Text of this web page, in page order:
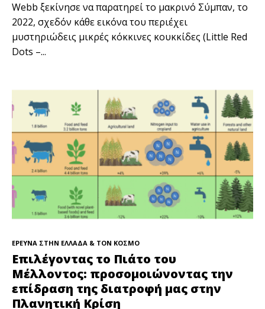
Webb ξεκίνησε να παρατηρεί το μακρινό Σύμπαν, το
2022, σχεδόν κάθε εικόνα του περιέχει
μυστηριώδεις μικρές κόκκινες κουκκίδες (Little Red
Dots –...
ΕΡΕΥΝΑ ΣΤΗΝ ΕΛΛΑΔΑ & ΤΟΝ ΚΟΣΜΟ
Επιλέγοντας το Πιάτο του
Μέλλοντος: προσομοιώνοντας την
επίδραση της διατροφή μας στην
Πλανητική Κρίση